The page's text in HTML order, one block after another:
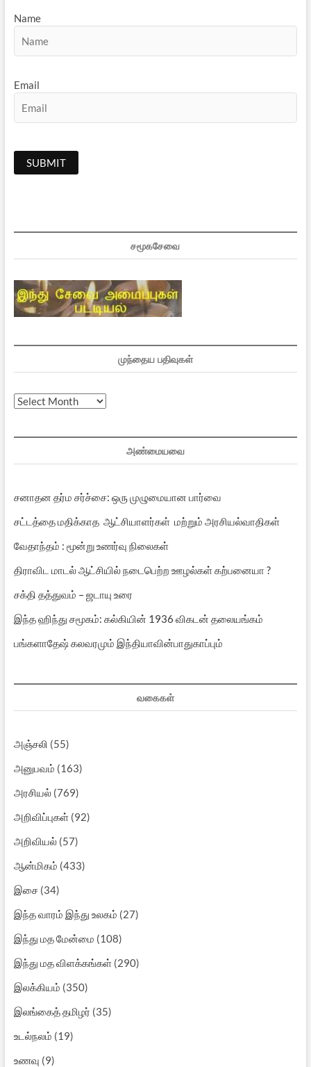
Name
Email
சமூகசேவை
முந்தைய பதிவுகள்
முந்தைய
அண்மையவை
சனாதன தர்ம சர்ச்சை: ஒரு முழுமையான பார்வை
சட்டத்தை மதிக்காத ஆட்சியாளர்கள் மற்றும் அரசியல்வாதிகள்
வேதாந்தம் : மூன்று உணர்வு நிலைகள்
திராவிட மாடல் ஆட்சியில் நடைபெற்ற ஊழல்கள் கற்பனையா ?
சக்தி தத்துவம் – ஜடாயு உரை
இந்த ஹிந்து சமூகம்: கல்கியின் 1936 விகடன் தலையங்கம்
பங்களாதேஷ் கலவரமும் இந்தியாவின்பாதுகாப்பும்
வகைகள்
அஞ்சலி (55)
அனுபவம் (163)
அரசியல்(769)
அறிவிப்புகள்(92)
அறிவியல்(57)
ஆன்மிகம் (433)
இசை(34)
இந்த வாரம் இந்து உலகம் (27)
இந்து மத மேன்மை (108)
இந்து மத விளக்கங்கள்(290)
இலக்கியம் (350)
இலங்கைத் தமிழர் (35)
உடல்நலம் (19)
உணவு (9)